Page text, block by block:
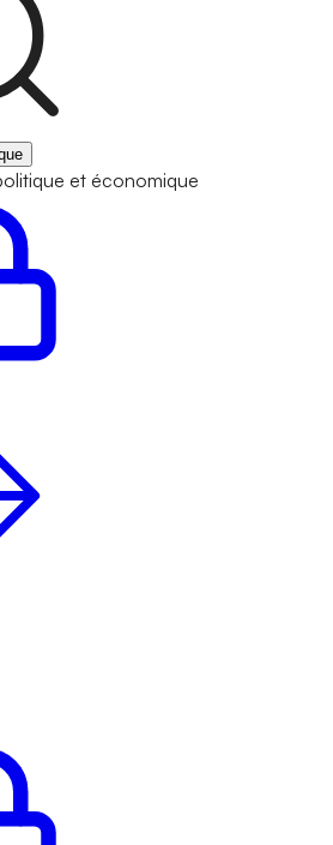
et économique